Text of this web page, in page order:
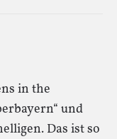
in the
und
Das ist so